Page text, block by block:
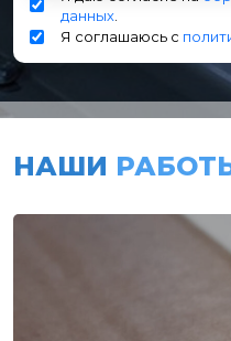
данных
Я соглашаюсь с
НАШИ